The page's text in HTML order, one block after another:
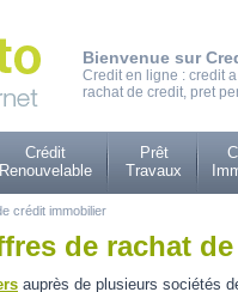
Bienvenue sur
Credit en ligne : credit
rachat de credit, pret
Crédit
Renouvelable
Prêt
Travaux
crédit immobilier
de rachat
auprès de plusieurs sociétés